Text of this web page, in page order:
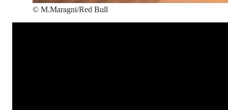
© M.Maragni/Red Bull